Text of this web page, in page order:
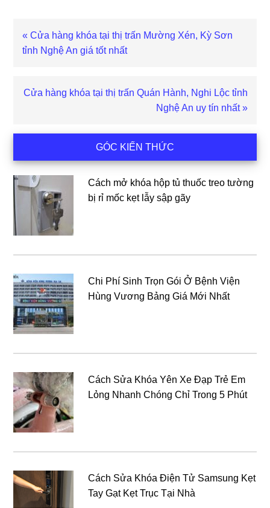
Bài
viết
« Cửa hàng khóa tại thị trấn Mường Xén, Kỳ Sơn
tỉnh Nghệ An giá tốt nhất
Bài
Cửa hàng khóa tại thị trấn Quán Hành, Nghi Lộc tỉnh
Nghệ An uy tín nhất »
chính
GÓC KIẾN THỨC
Cách mở khóa hộp tủ thuốc treo tường
bị rỉ mốc kẹt lẫy sập gãy
Chi Phí Sinh Trọn Gói Ở Bệnh Viện
Hùng Vương Bảng Giá Mới Nhất
Cách Sửa Khóa Yên Xe Đạp Trẻ Em
Lỏng Nhanh Chóng Chỉ Trong 5 Phút
Cách Sửa Khóa Điện Tử Samsung Kẹt
Tay Gạt Kẹt Trục Tại Nhà